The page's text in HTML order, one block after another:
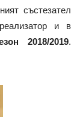
състезател
и в
2018/2019.